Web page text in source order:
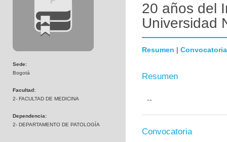
Sede:
Bogotá
Facultad:
2- FACULTAD DE MEDICINA
Dependencia:
2- DEPARTAMENTO DE PATOLOGÍA
20 años del
Universidad
Resumen | Convocatoria
Resumen
--
Convocatoria